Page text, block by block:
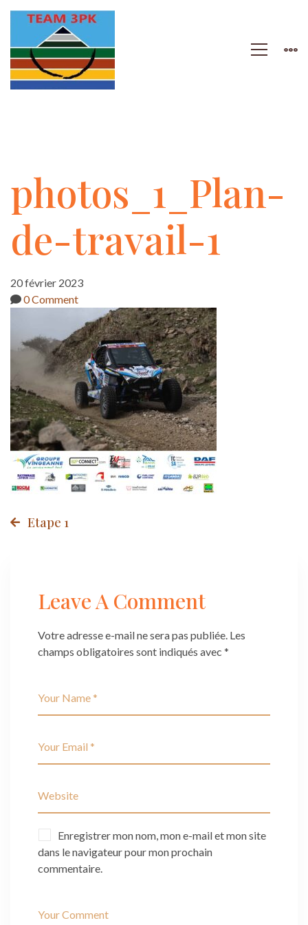
photos_1_Plan-
de-
travail-
1
photos_1_Plan-
de-travail-1
20 février 2023
0 Comment
Post
Etape 1
Leave A Comment
Votre adresse e-mail ne sera pas publiée. Les
champs obligatoires sont indiqués avec *
Enregistrer mon nom, mon e-mail et mon site
dans le navigateur pour mon prochain
commentaire.